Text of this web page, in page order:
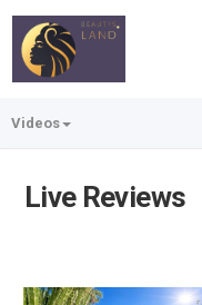
Videos
Live Reviews